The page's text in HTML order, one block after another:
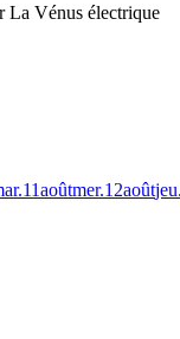
La Vénus électrique
11aoûtmer.12août